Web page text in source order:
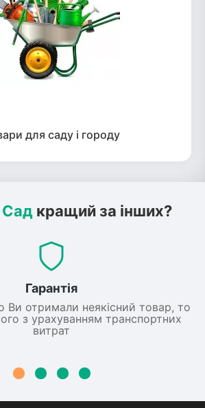
для саду і городу
Сад кращий за інших?
Гарантія
Ви отримали неякісний товар, то
з урахуванням транспортних
витрат